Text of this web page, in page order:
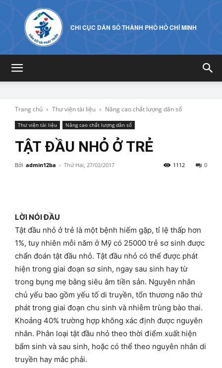
CHI CỤC DÂN SỐ THÀNH PHỐ HỒ CHÍ MINH
Trang chủ Thư viện tài liệu Nâng cao chất lượng dân số
Thư viện tài liệu Nâng cao chất lượng dân số
TẬT ĐẦU NHỎ Ở TRẺ
Bởi admin12ba - Thứ Hai, 27/02/2017 0
1112
LỜI NÓI ĐẦU
Tật đầu nhỏ ở trẻ là một bệnh hiếm gặp, tỉ lệ thấp hơn
1%, tuy nhiên mỗi năm ở Mỹ có 25000 trẻ sơ sinh được
chẩn đoán tật đầu nhỏ. Tật đầu nhỏ có thể được phát
hiện trong giai đoạn sơ sinh, ngay sau sinh hay từ
trong bụng mẹ bằng siêu âm tiền sản. Nguyên nhân
chủ yếu bao gồm yếu tố di truyền, tổn thương não thứ
phát trong giai đoạn chu sinh và nhiễm trùng bào thai.
Khoảng 40% trường hợp không xác định được nguyên
nhân. Phân loại tật đầu nhỏ theo thời điểm xuất hiện
bẩm sinh và sau sinh, hoặc có thể theo nguyên nhân di
truyền hay mắc phải.